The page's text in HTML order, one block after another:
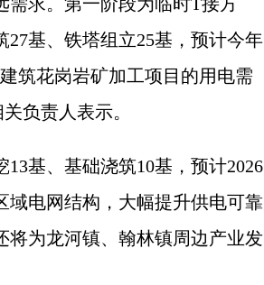
基、铁塔组立25基，预计今年
筑花岗岩矿加工项目的用电需
负责人表示。
基、基础浇筑10基，预计2026
域电网结构，大幅提升供电可靠
将为龙河镇、翰林镇周边产业发